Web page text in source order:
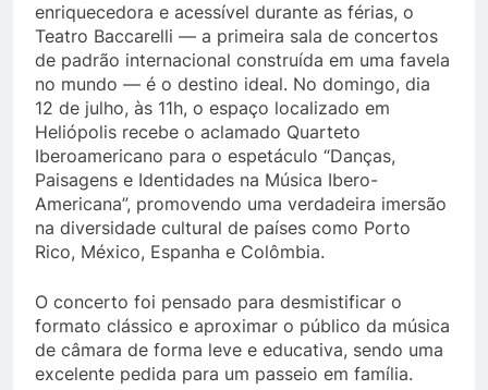
enriquecedora e acessível durante as férias, o
Teatro Baccarelli — a primeira sala de concertos
de padrão internacional construída em uma favela
no mundo — é o destino ideal. No domingo, dia
12 de julho, às 11h, o espaço localizado em
Heliópolis recebe o aclamado Quarteto
Iberoamericano para o espetáculo “Danças,
Paisagens e Identidades na Música Ibero-
Americana”, promovendo uma verdadeira imersão
na diversidade cultural de países como Porto
Rico, México, Espanha e Colômbia.
O concerto foi pensado para desmistificar o
formato clássico e aproximar o público da música
de câmara de forma leve e educativa, sendo uma
excelente pedida para um passeio em família.